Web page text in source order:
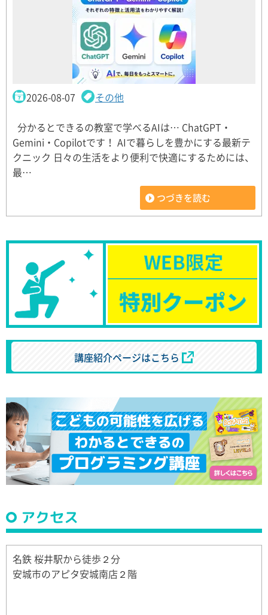
2026-08-07 その他
分かるとできるの教室で学べるAIは… ChatGPT・
Gemini・Copilotです！ AIで暮らしを豊かにする最新テ
クニック 日々の生活をより便利で快適にするためには、
最…
つづきを読む
講座紹介ページはこちら
アクセス
名鉄 桜井駅から徒歩２分
安城市のアピタ安城南店２階